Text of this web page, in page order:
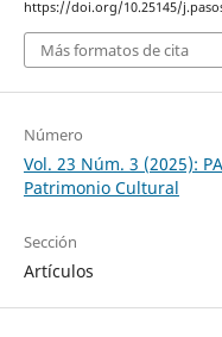
https://doi.org/10.25145/
Más formatos de cita
Número
Vol. 23 Núm. 3 (2025):
Patrimonio Cultural
Sección
Artículos